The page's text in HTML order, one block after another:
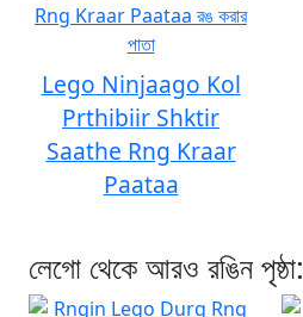
Lego Ninjaago Kol
Prthibiir Shktir
Saathe Rng Kraar
Paataa
লেগো থেকে আরও রঙিন পৃষ্ঠা: